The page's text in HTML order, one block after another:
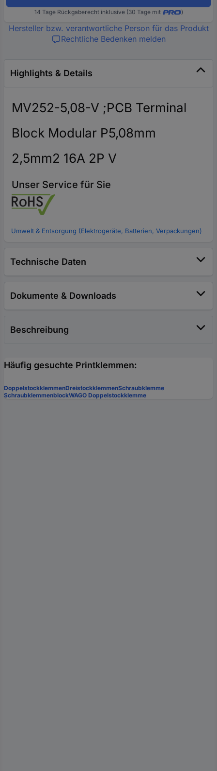
14 Tage Rückgaberecht inklusive (30 Tage mit )
Hersteller bzw. verantwortliche Person für das Produkt
Rechtliche Bedenken melden
Highlights & Details
MV252-5,08-V ;PCB Terminal
Block Modular P5,08mm
2,5mm2 16A 2P V
Unser Service für Sie
Umwelt & Entsorgung (Elektrogeräte, Batterien, Verpackungen)
Technische Daten
Dokumente & Downloads
Beschreibung
Häufig gesuchte Printklemmen:
DoppelstockklemmenDreistockklemmenSchraubklemme
SchraubklemmenblockWAGO Doppelstockklemme